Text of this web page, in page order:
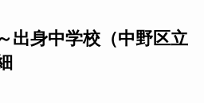
出身中学校（中野区立